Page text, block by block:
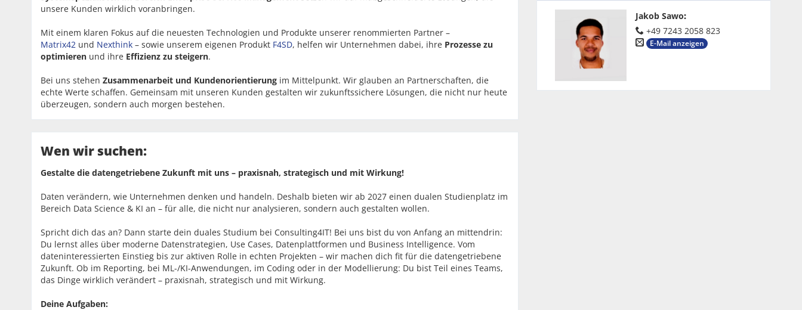
unsere Kunden wirklich voranbringen.
Mit einem klaren Fokus auf die neuesten Technologien und Produkte unserer renommierten Partner –
Matrix42 und Nexthink – sowie unserem eigenen Produkt F4SD, helfen wir Unternehmen dabei, ihre Prozesse zu
optimieren und ihre Effizienz zu steigern.
Bei uns stehen Zusammenarbeit und Kundenorientierung im Mittelpunkt. Wir glauben an Partnerschaften, die
echte Werte schaffen. Gemeinsam mit unseren Kunden gestalten wir zukunftssichere Lösungen, die nicht nur heute
überzeugen, sondern auch morgen bestehen.
Wen wir suchen:
Gestalte die datengetriebene Zukunft mit uns – praxisnah, strategisch und mit Wirkung!
Daten verändern, wie Unternehmen denken und handeln. Deshalb bieten wir ab 2027 einen dualen Studienplatz im
Bereich Data Science & KI an – für alle, die nicht nur analysieren, sondern auch gestalten wollen.
Spricht dich das an? Dann starte dein duales Studium bei Consulting4IT! Bei uns bist du von Anfang an mittendrin:
Du lernst alles über moderne Datenstrategien, Use Cases, Datenplattformen und Business Intelligence. Vom
dateninteressierten Einstieg bis zur aktiven Rolle in echten Projekten – wir machen dich fit für die datengetriebene
Zukunft. Ob im Reporting, bei ML-/KI-Anwendungen, im Coding oder in der Modellierung: Du bist Teil eines Teams,
das Dinge wirklich verändert – praxisnah, strategisch und mit Wirkung.
Deine Aufgaben:
Jakob Sawo:
+49 7243 2058 823
E-Mail anzeigen